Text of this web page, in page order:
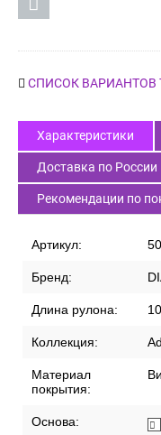
СПИСОК ВАРИАНТОВ
Характеристики
Доставка по России
Рекомендации по
Артикул:
Бренд:
Длина рулона:
Коллекция:
Материал
покрытия:
Основа: